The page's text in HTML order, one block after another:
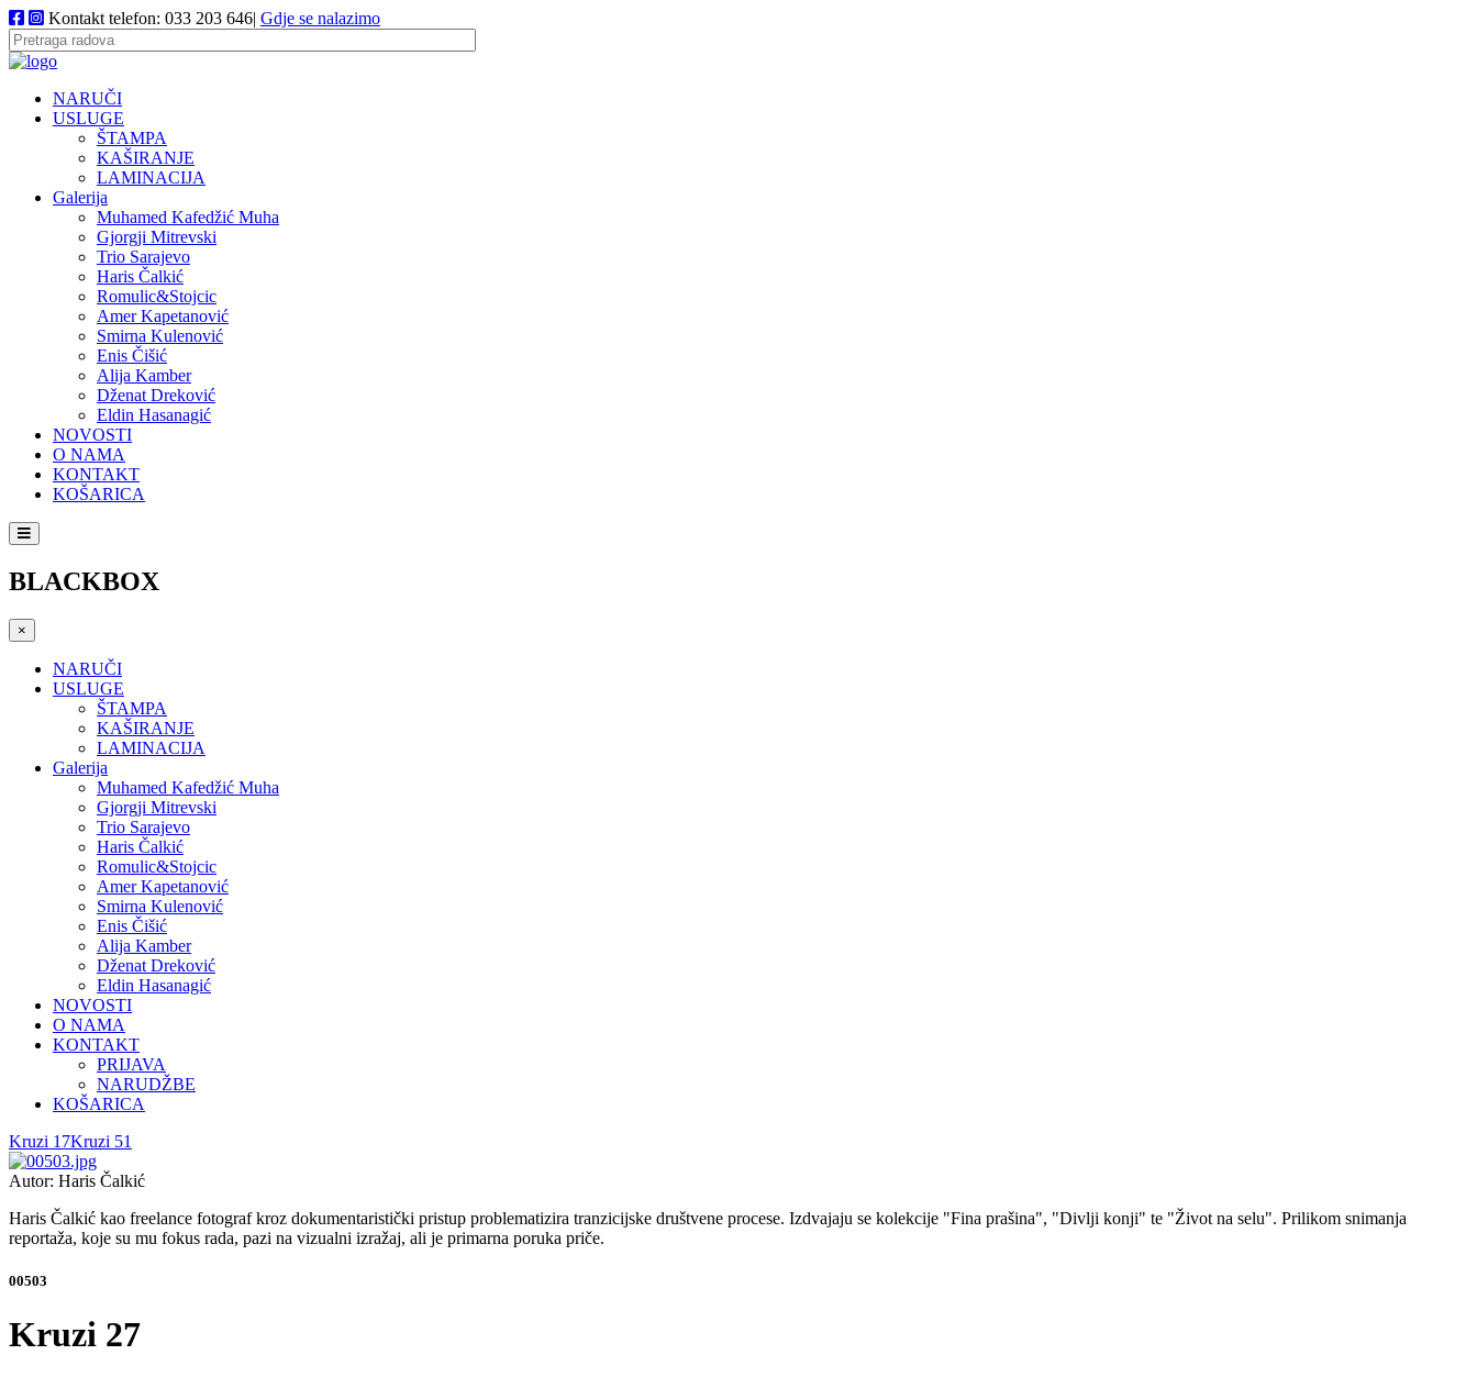
Kontakt telefon: 033 203 646| Gdje se nalazimo
NARUČI
USLUGE
ŠTAMPA
KAŠIRANJE
LAMINACIJA
Galerija
Muhamed Kafedžić Muha
Gjorgji Mitrevski
Trio Sarajevo
Haris Čalkić
Romulic&Stojcic
Amer Kapetanović
Smirna Kulenović
Enis Čišić
Alija Kamber
Dženat Dreković
Eldin Hasanagić
NOVOSTI
O NAMA
KONTAKT
KOŠARICA
BLACKBOX
×
NARUČI
USLUGE
ŠTAMPA
KAŠIRANJE
LAMINACIJA
Galerija
Muhamed Kafedžić Muha
Gjorgji Mitrevski
Trio Sarajevo
Haris Čalkić
Romulic&Stojcic
Amer Kapetanović
Smirna Kulenović
Enis Čišić
Alija Kamber
Dženat Dreković
Eldin Hasanagić
NOVOSTI
O NAMA
KONTAKT
PRIJAVA
NARUDŽBE
KOŠARICA
Kruzi 17Kruzi 51
Autor: Haris Čalkić
Haris Čalkić kao freelance fotograf kroz dokumentaristički pristup problematizira tranzicijske društvene procese. Izdvajaju se kolekcije "Fina prašina", "Divlji konji" te "Život na selu". Prilikom snimanja
reportaža, koje su mu fokus rada, pazi na vizualni izražaj, ali je primarna poruka priče.
00503
Kruzi 27